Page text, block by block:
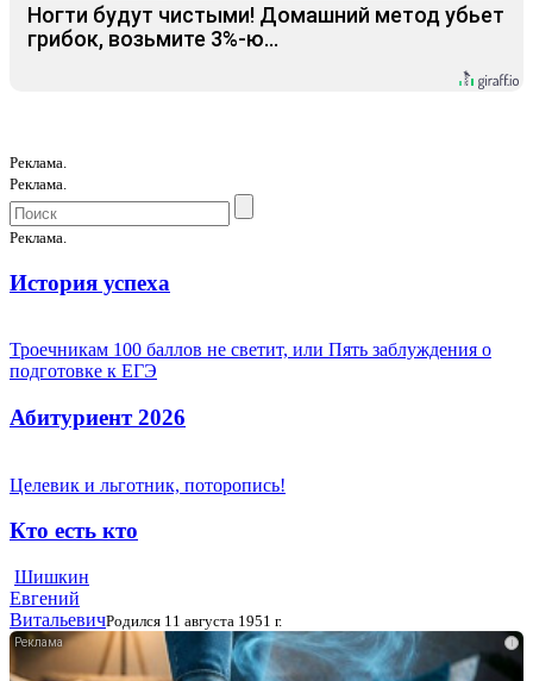
Ногти будут чистыми! Домашний метод убьет
грибок, возьмите 3%-ю…
Реклама.
Реклама.
Реклама.
История успеха
Троечникам 100 баллов не светит, или Пять заблуждения о
подготовке к ЕГЭ
Абитуриент 2026
Целевик и льготник, поторопись!
Кто есть кто
Шишкин
Евгений
ВитальевичРодился 11 августа 1951 г.
i